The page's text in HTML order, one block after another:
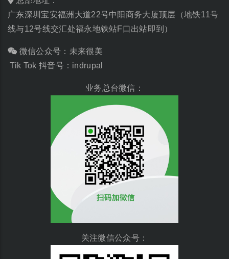
广东深圳宝安福洲大道22号中阳商务大厦顶层（地铁11号
线与12号线交汇处福永地铁站F口出站即到）
微信公众号：未来很美
Tik Tok 抖音号：indrupal
业务总台微信：
关注微信公众号：